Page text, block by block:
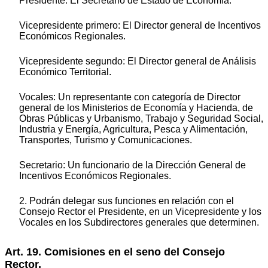
Vicepresidente primero: El Director general de Incentivos
Económicos Regionales.
Vicepresidente segundo: El Director general de Análisis
Económico Territorial.
Vocales: Un representante con categoría de Director
general de los Ministerios de Economía y Hacienda, de
Obras Públicas y Urbanismo, Trabajo y Seguridad Social,
Industria y Energía, Agricultura, Pesca y Alimentación,
Transportes, Turismo y Comunicaciones.
Secretario: Un funcionario de la Dirección General de
Incentivos Económicos Regionales.
2. Podrán delegar sus funciones en relación con el
Consejo Rector el Presidente, en un Vicepresidente y los
Vocales en los Subdirectores generales que determinen.
Art. 19. Comisiones en el seno del Consejo
Rector.